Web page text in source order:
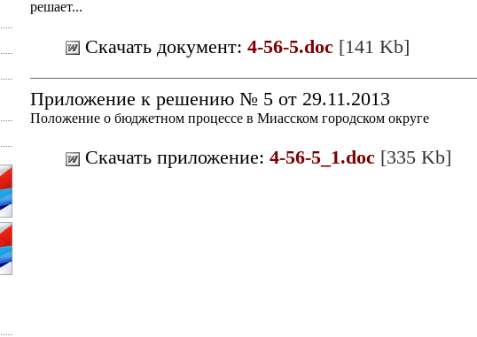
решает...
Скачать документ: 4-56-5.doc [141 Kb]
Приложение к решению № 5 от 29.11.2013
Положение о бюджетном процессе в Миасском городском округе
Скачать приложение: 4-56-5_1.doc [335 Kb]